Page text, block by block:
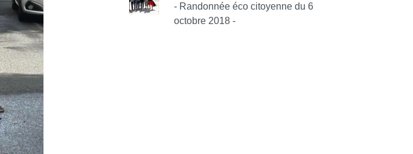
- Randonnée éco citoyenne du 6
octobre 2018 -